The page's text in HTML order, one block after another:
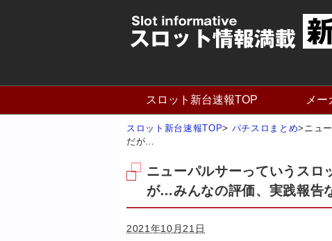
スロット新台速報TOP メー
スロット新台速報TOP> パチスロまとめ> ニュ
だが…
ニューパルサーっていうスロ
が…みんなの評価、実践報告
2021年10月21日